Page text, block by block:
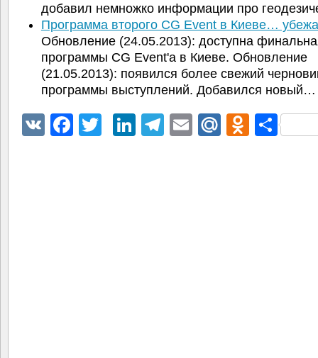
добавил немножко информации про
Программа второго CG Event в Киеве…
Обновление (24.05.2013): доступна
программы CG Event'а в Киеве. Обновление
(21.05.2013): появился более свежий
программы выступлений. Добавился новый…
VK Facebook
TwitterLinkedIn
Telegram
EmailMail.Ru